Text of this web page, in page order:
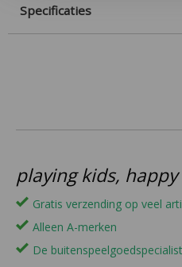
Specificaties
playing kids,
Gratis verzending op veel
Alleen A-merken
De buitenspeelgoedspecialist